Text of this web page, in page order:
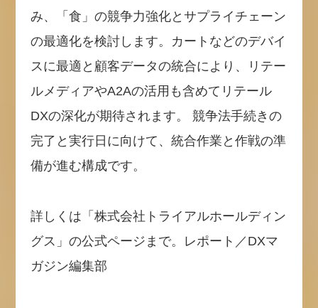
み、「食」の競争力強化とサプライチェーン
の最適化を検討します。カートなどのデバイ
スに最適と顧客データの統合により、リテー
ルメディアやA2Aの活用も含めてリテール
DXの深化が期待されます。 競争法手続きの
完了と実行日に向けて、統合作業と作戦の準
備が進む構成です。
詳しくは「株式会社トライアルホールディン
グス」の公式ページまで。レポート／DXマ
ガジン編集部